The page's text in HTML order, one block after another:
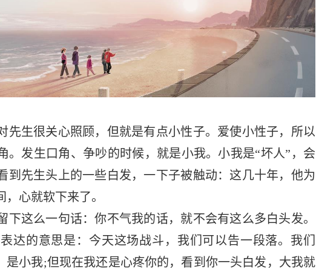
生很关心照顾，但就是有点小性子。爱使小性子，所以
。发生口角、争吵的时候，就是小我。小我是“坏人”，会
到先生头上的一些白发，一下子被触动：这几十年，他为
心就软下来了。
这么一句话：你不气我的话，就不会有这么多白头发。
达的意思是：今天这场战斗，我们可以告一段落。我们
是小我;但现在我还是心疼你的，看到你一头白发，大我就